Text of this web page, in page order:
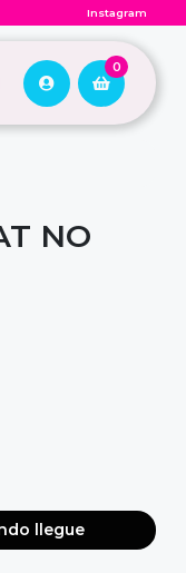
Instagram
0
NO
llegue